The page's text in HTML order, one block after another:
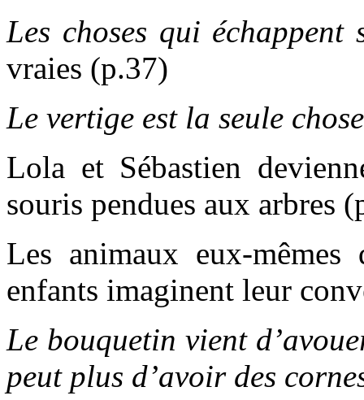
Les choses qui échappent
vraies (p.37)
Le vertige est la seule
Lola et Sébastien
souris pendues aux arbres
Les animaux eux-
enfants imaginent leur
Le bouquetin vient
peut plus d’avoir des